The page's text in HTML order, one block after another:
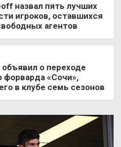
назвал пять лучших
игроков, оставшихся
агентов
объявил о переходе
форварда «Сочи»,
в клубе семь сезонов